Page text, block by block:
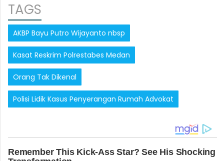
TAGS
AKBP Bayu Putro Wijayanto nbsp
Kasat Reskrim Polrestabes Medan
Orang Tak Dikenal
Polisi Lidik Kasus Penyerangan Rumah Advokat